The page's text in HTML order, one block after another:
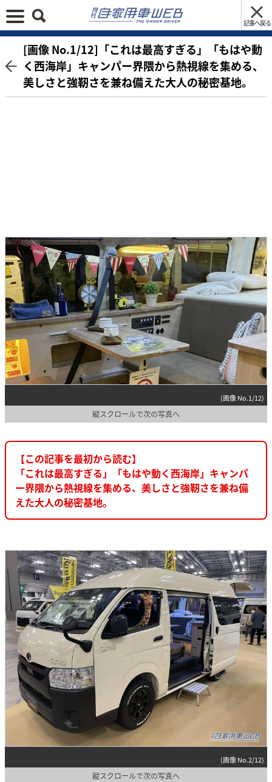
記事へ戻る
[画像 No.1/12]「これは最高すぎる」「もはや動
く西海岸」キャンパー界隈から熱視線を集める、
美しさと強靭さを兼ね備えた大人の秘密基地。
(画像 No.1/12)
縦スクロールで次の写真へ
【この記事を最初から読む】
「これは最高すぎる」「もはや動く西海岸」キャンパ
ー界隈から熱視線を集める、美しさと強靭さを兼ね備
えた大人の秘密基地。
(画像 No.2/12)
縦スクロールで次の写真へ